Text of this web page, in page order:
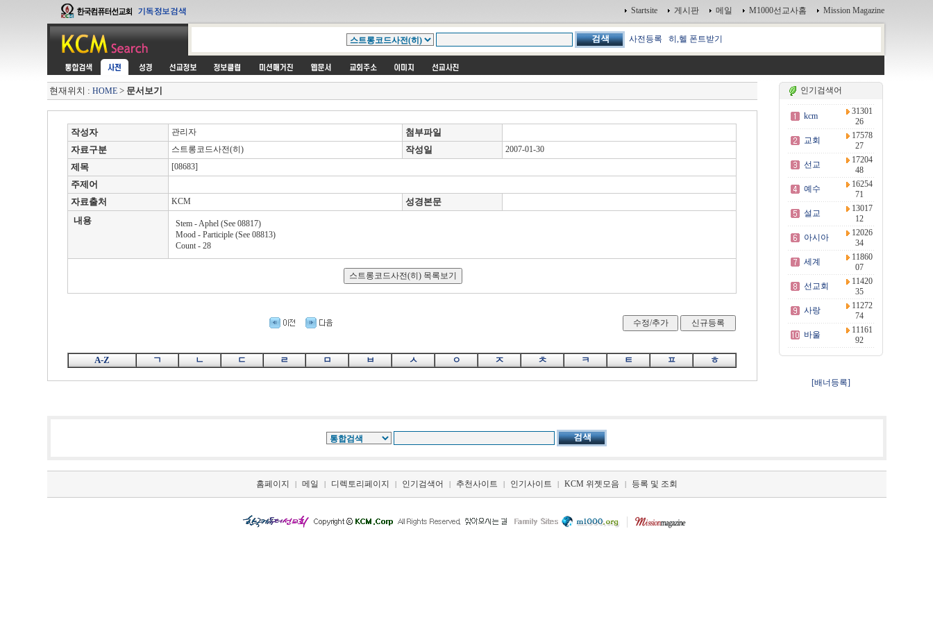
Startsite 게시판 메일 M1000선교사홈 Mission Magazine
사전등록 히,헬 폰트받기
현재위치 : HOME> 문서보기
작성자 관리자
첨부파일
자료구분
스트롱코드사전(히) 작성일 2007-01-30
제목 [08683]
주제어
자료출처
KCM
성경본문
내용
Stem - Aphel (See 08817)
Mood - Participle (See 08813)
Count - 28
A-Z ㄱ ㄴ ㄷ ㄹ ㅁ ㅂ ㅅ ㅇ ㅈ ㅊ ㅋ ㅌ ㅍ ㅎ
인기검색어
kcm
31301
26
교회
17578
27
선교
17204
48
예수
16254
71
설교
13017
12
아시아
12026
34
세계
11860
07
선교회
11420
35
사랑
11272
74
바울
11161
92
[배너등록]
홈페이지 | 메일 | 디렉토리페이지 | 인기검색어 | 추천사이트 | 인기사이트 | KCM 위젯모음 | 등록 및 조회